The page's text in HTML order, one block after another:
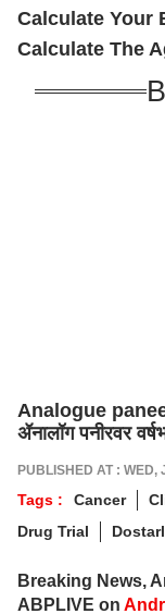
Calculate Your
Calculate The
Analogue
ॲनालॉग पनीरवर
PUBLISHED AT : WED,
Tags : Cancer
Drug Trial
Breaking News,
ABPLIVE on